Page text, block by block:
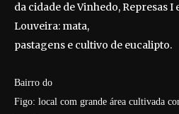
da cidade de Vinhedo, Represas
Louveira: mata,
pastagens e cultivo de eucalipto.
Bairro do
Figo: local com grande área cultivada